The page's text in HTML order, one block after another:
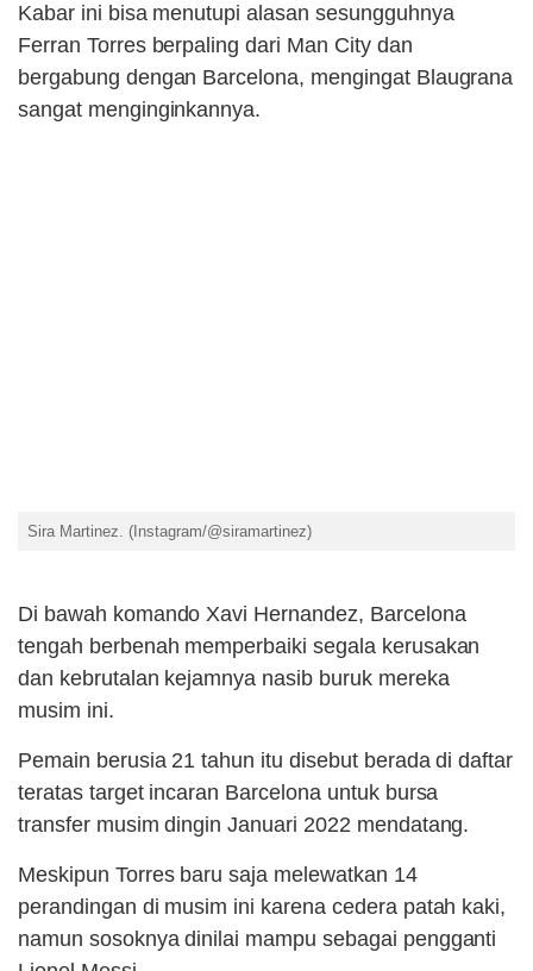
Kabar ini bisa menutupi alasan sesungguhnya
Ferran Torres berpaling dari Man City dan
bergabung dengan Barcelona, mengingat Blaugrana
sangat menginginkannya.
Sira Martinez. (Instagram/@siramartinez)
Di bawah komando Xavi Hernandez, Barcelona
tengah berbenah memperbaiki segala kerusakan
dan kebrutalan kejamnya nasib buruk mereka
musim ini.
Pemain berusia 21 tahun itu disebut berada di daftar
teratas target incaran Barcelona untuk bursa
transfer musim dingin Januari 2022 mendatang.
Meskipun Torres baru saja melewatkan 14
perandingan di musim ini karena cedera patah kaki,
namun sosoknya dinilai mampu sebagai pengganti